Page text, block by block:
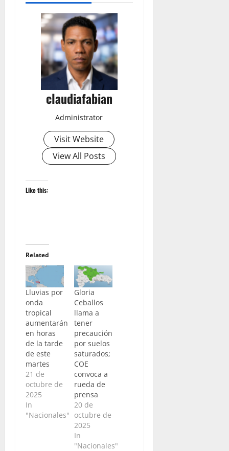
claudiafabian
Administrator
Visit Website
View All Posts
Like this:
Related
Lluvias por
onda
tropical
aumentarán
en horas
de la tarde
de este
martes
21 de
octubre de
2025
In
"Nacionales"
Gloria
Ceballos
llama a
tener
precaución
por suelos
saturados;
COE
convoca a
rueda de
prensa
20 de
octubre de
2025
In
"Nacionales"